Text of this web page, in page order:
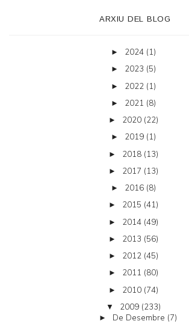
ARXIU DEL BLOG
► 2024 (1)
► 2023 (5)
► 2022 (1)
► 2021 (8)
► 2020 (22)
► 2019 (1)
► 2018 (13)
► 2017 (13)
► 2016 (8)
► 2015 (41)
► 2014 (49)
► 2013 (56)
► 2012 (45)
► 2011 (80)
► 2010 (74)
▼ 2009 (233)
► De Desembre (7)